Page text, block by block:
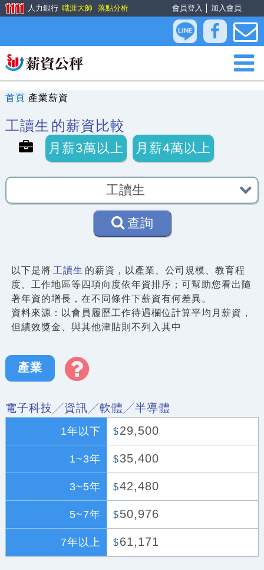
會員登入 加入會員
人力銀行 職涯大師 落點分析
首頁 產業薪資
工讀生 的薪資比較
月薪3萬以上 月薪4萬以上
查詢
以下是將 工讀生 的薪資，以產業、公司規模、教育程
度、工作地區等四項向度依年資排序；可幫助您看出隨
著年資的增長，在不同條件下薪資有何差異。
資料來源：以會員履歷工作待遇欄位計算平均月薪資，
但績效獎金、與其他津貼則不列入其中
產業
電子科技╱資訊╱軟體╱半導體
1年以下 $29,500
1~3年 $35,400
3~5年 $42,480
5~7年 $50,976
7年以上 $61,171